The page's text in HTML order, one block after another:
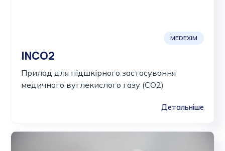
MEDEXIM
INCO2
Прилад для підшкірного застосування
медичного вуглекислого газу (CO2)
Детальніше